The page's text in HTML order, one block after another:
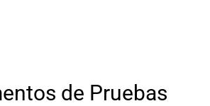
de Pruebas